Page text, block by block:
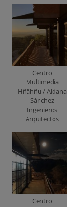
Centro
Multimedia
Hñähñu / Aldana
Sánchez
Ingenieros
Arquitectos
Centro